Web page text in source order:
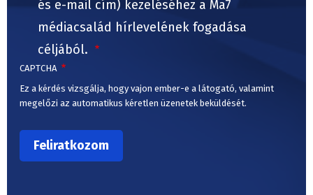
médiacsalád hírlevelének fogadása
céljából.
CAPTCHA
Ez a kérdés vizsgálja, hogy vajon ember-e a látogató, valamint
megelőzi az automatikus kéretlen üzenetek beküldését.